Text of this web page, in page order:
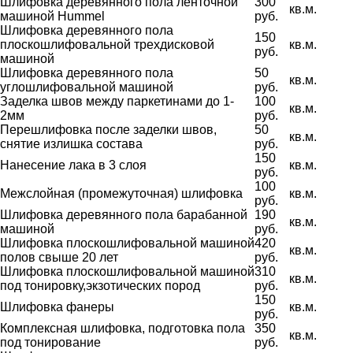
машиной Hummel
руб.
кв.м.
Шлифовка деревянного пола
плоскошлифовальной трехдисковой
машиной
150
руб.
кв.м.
Шлифовка деревянного пола
углошлифовальной машиной
50
руб.
кв.м.
Заделка швов между паркетинами до 1-
2мм
100
руб.
кв.м.
Перешлифовка после заделки швов,
снятие излишка состава
50
руб.
кв.м.
Нанесение лака в 3 слоя
150
руб.
кв.м.
Межслойная (промежуточная) шлифовка
100
руб.
кв.м.
Шлифовка деревянного пола барабанной
машиной
190
руб.
кв.м.
Шлифовка плоскошлифовальной машиной
полов свыше 20 лет
420
руб.
кв.м.
Шлифовка плоскошлифовальной машиной
под тонировку,экзотических пород
310
руб.
кв.м.
Шлифовка фанеры
150
руб.
кв.м.
Комплексная шлифовка, подготовка пола
под тонирование
350
руб.
кв.м.